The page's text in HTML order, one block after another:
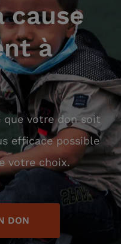
cause
à
que votre don soit
efficace possible
votre choix.
DON